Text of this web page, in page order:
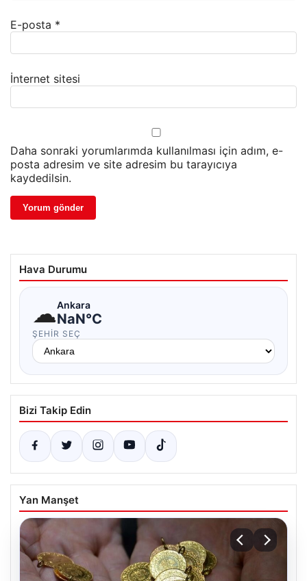
E-posta *
İnternet sitesi
Daha sonraki yorumlarımda kullanılması için adım, e-
posta adresim ve site adresim bu tarayıcıya
kaydedilsin.
Hava Durumu
☁Ankara
NaN°C
ŞEHIR SEÇ
Bizi Takip Edin
Yan Manşet